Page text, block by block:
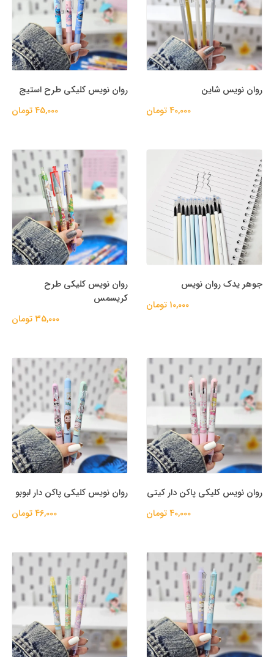
روان نویس شاین
40,000 تومان
روان نویس کلیکی طرح استیج
45,000 تومان
جوهر یدک روان نویس
10,000 تومان
روان نویس کلیکی طرح
کریسمس
35,000 تومان
روان نویس کلیکی پاکن دار کیتی
40,000 تومان
روان نویس کلیکی پاکن دار لبوبو
46,000 تومان